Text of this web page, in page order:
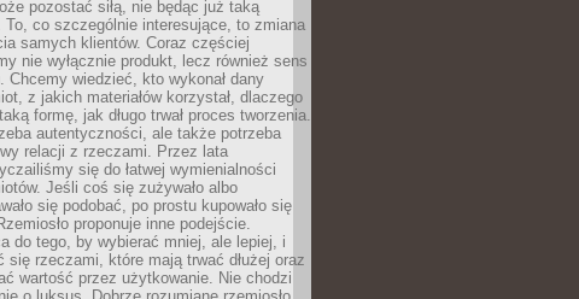
pozostać siłą, nie będąc już taką
To, co szczególnie interesujące, to zmiana
samych klientów. Coraz częściej
nie wyłącznie produkt, lecz również sens
Chcemy wiedzieć, kto wykonał dany
z jakich materiałów korzystał, dlaczego
formę, jak długo trwał proces tworzenia.
autentyczności, ale także potrzeba
relacji z rzeczami. Przez lata
się do łatwej wymienialności
Jeśli coś się zużywało albo
się podobać, po prostu kupowało się
proponuje inne podejście.
do tego, by wybierać mniej, ale lepiej, i
się rzeczami, które mają trwać dłużej oraz
wartość przez użytkowanie. Nie chodzi